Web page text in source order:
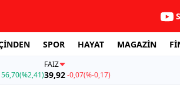
SPOR HAYAT MAGAZİN
(%2,41)
FAİZ
39,92-0,07(%-0,17)